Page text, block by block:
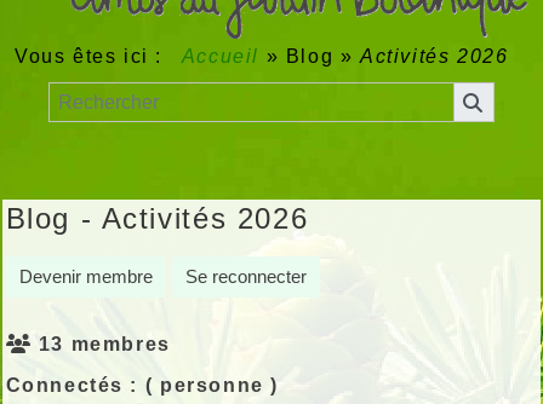
Vous êtes ici : Accueil » Blog »Activités 2026
Blog - Activités 2026
Devenir membre Se reconnecter
13 membres
Connectés : ( personne )